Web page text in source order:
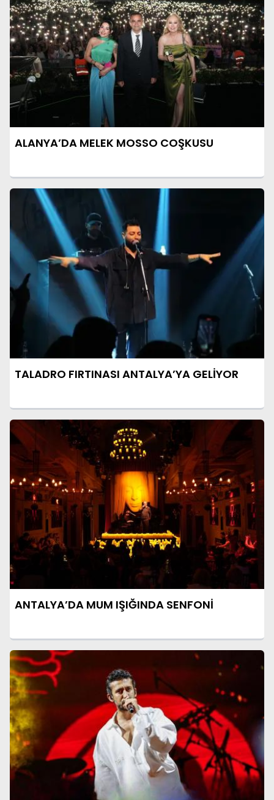
ALANYA’DA MELEK MOSSO COŞKUSU
TALADRO FIRTINASI ANTALYA’YA GELİYOR
ANTALYA’DA MUM IŞIĞINDA SENFONİ